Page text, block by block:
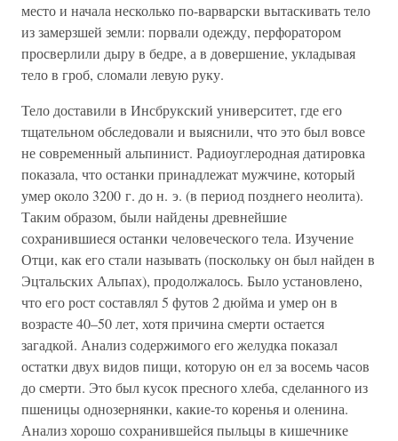
место и начала несколько по-варварски вытаскивать тело
из замерзшей земли: порвали одежду, перфоратором
просверлили дыру в бедре, а в довершение, укладывая
тело в гроб, сломали левую руку.
Тело доставили в Инсбрукский университет, где его
тщательном обследовали и выяснили, что это был вовсе
не современный альпинист. Радиоуглеродная датировка
показала, что останки принадлежат мужчине, который
умер около 3200 г. до н. э. (в период позднего неолита).
Таким образом, были найдены древнейшие
сохранившиеся останки человеческого тела. Изучение
Отци, как его стали называть (поскольку он был найден в
Эцтальских Альпах), продолжалось. Было установлено,
что его рост составлял 5 футов 2 дюйма и умер он в
возрасте 40–50 лет, хотя причина смерти остается
загадкой. Анализ содержимого его желудка показал
остатки двух видов пищи, которую он ел за восемь часов
до смерти. Это был кусок пресного хлеба, сделанного из
пшеницы однозернянки, какие-то коренья и оленина.
Анализ хорошо сохранившейся пыльцы в кишечнике